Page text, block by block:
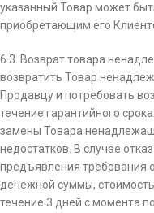
указанный Товар может
приобретающим его
6.3. Возврат товара
возвратить Товар
Продавцу и потребовать
течение гарантийного
замены Товара
недостатков. В случае
предъявления требования
денежной суммы,
течение 3 дней с момента